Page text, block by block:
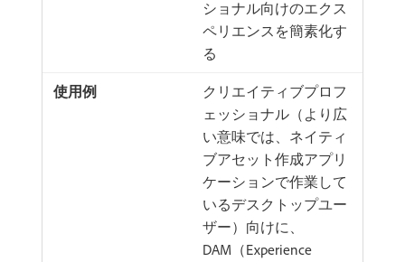
ショナル向けのエクス
ペリエンスを簡素化す
る
クリエイティブプロフ
ェッショナル（より広
い意味では、ネイティ
ブアセット作成アプリ
ケーションで作業して
いるデスクトップユー
ザー）向けに、
DAM（Experience